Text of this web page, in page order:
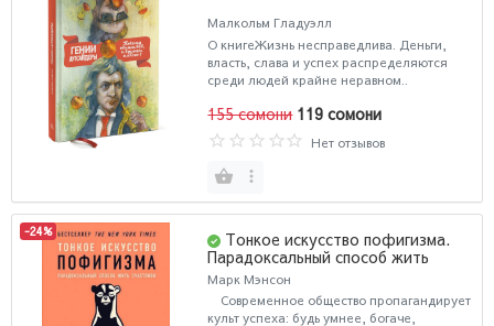
Малкольм Гладуэлл
О книгеЖизнь несправедлива. Деньги,
власть, слава и успех распределяются
среди людей крайне неравном..
155 сомони 119 сомони
Нет отзывов
-24%
Тонкое искусство пофигизма.
Парадоксальный способ жить
счастливо (М) (AB)
Марк Мэнсон
Современное общество пропагандирует
культ успеха: будь умнее, богаче,